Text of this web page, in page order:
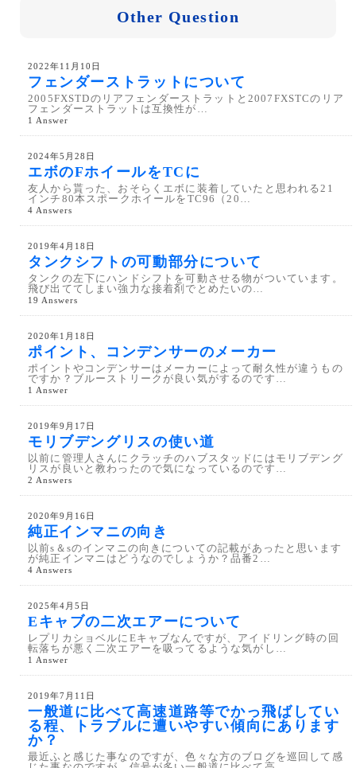
Other Question
2022年11月10日
フェンダーストラットについて
2005FXSTDのリアフェンダーストラットと2007FXSTCのリア
フェンダーストラットは互換性が…
1 Answer
2024年5月28日
エボのFホイールをTCに
友人から貰った、おそらくエボに装着していたと思われる21
インチ80本スポークホイールをTC96（20…
4 Answers
2019年4月18日
タンクシフトの可動部分について
タンクの左下にハンドシフトを可動させる物がついています。
飛び出ててしまい強力な接着剤でとめたいの…
19 Answers
2020年1月18日
ポイント、コンデンサーのメーカー
ポイントやコンデンサーはメーカーによって耐久性が違うもの
ですか？ブルーストリークが良い気がするのです…
1 Answer
2019年9月17日
モリブデングリスの使い道
以前に管理人さんにクラッチのハブスタッドにはモリブデング
リスが良いと教わったので気になっているのです…
2 Answers
2020年9月16日
純正インマニの向き
以前s＆sのインマニの向きについての記載があったと思います
が純正インマニはどうなのでしょうか？品番2…
4 Answers
2025年4月5日
Eキャブの二次エアーについて
レプリカショベルにEキャブなんですが、アイドリング時の回
転落ちが悪く二次エアーを吸ってるような気がし…
1 Answer
2019年7月11日
一般道に比べて高速道路等でかっ飛ばしてい
る程、トラブルに遭いやすい傾向にあります
か？
最近ふと感じた事なのですが、色々な方のブログを巡回して感